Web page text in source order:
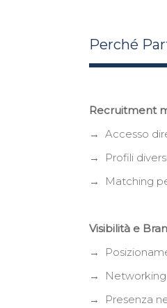
Perché
Recruitment
→ Accesso
→ Profili
→ Matching
Visibilità e
→
→ Networking
→ Presenza